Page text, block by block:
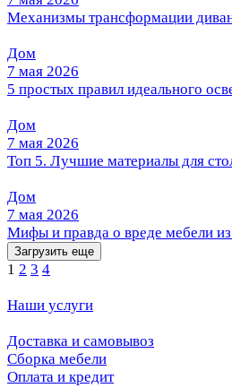
Механизмы трансформации
Дом
7 мая 2026
5 простых правил идеального
Дом
7 мая 2026
Топ 5. Лучшие материалы для
Дом
7 мая 2026
Мифы и правда о вреде мебели
Загрузить еще
1 2 3 4
Наши услуги
Доставка и самовывоз
Сборка мебели
Оплата и кредит